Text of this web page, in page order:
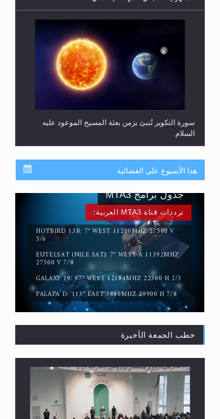
سورة التكوير تُنبئ بزمن بعثة المسيح الموعود عليه
السلام
حقيقة المسيح الدجال
القرآن قاضٍ وحكمٌ على السنة ومهيمنٌ عليها.. ليس
العكس
هذا الأسبوع على الفضائية
ترددات قناة MTA3 العربية:
HOTBIRD 13B: 7° WEST 11200MHZ 27500 V
5/6
EUTELSAT (NILE SAT): 7° WEST-A 11392MHZ
27500 V 7/8
GALAXY 19: 97° WEST 12184MHZ 22500 H 2/3
PALAPA D: 113° EAST 3880MHZ 29900 H 7/8
جدول برامج MTA3
خطب الجمعة الأخيرة